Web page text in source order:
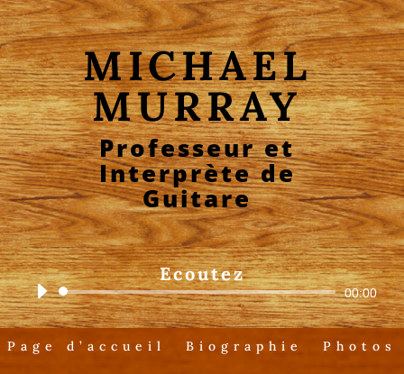
MICHAEL
MURRAY
Professeur et
Interprète de
Guitare
Ecoutez
Audio
Player
00:00
Page d’accueil Biographie Photos